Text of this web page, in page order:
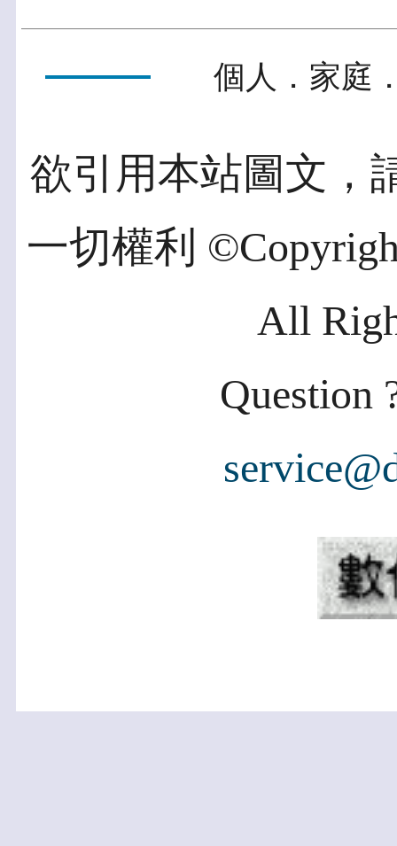
個人．家庭
欲引用本站圖文，
一切權利
All
Question